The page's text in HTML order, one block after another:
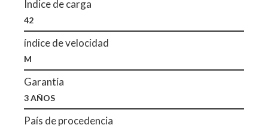
Índice de carga
42
índice de velocidad
M
Garantía
3 AÑOS
País de procedencia